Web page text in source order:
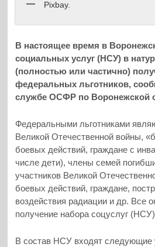
Pixbay.
В настоящее время в
социальных услуг (НСУ) в
(полностью или частично)
федеральных льготников,
службе ОСФР по Воронежской
Федеральными льготниками
Великой Отечественной войны,
боевых действий, граждане с
числе дети), члены семей
участников Великой
боевых действий, граждане,
воздействия радиации и др. Все
получение набора соцуслуг
В состав НСУ входят следующие